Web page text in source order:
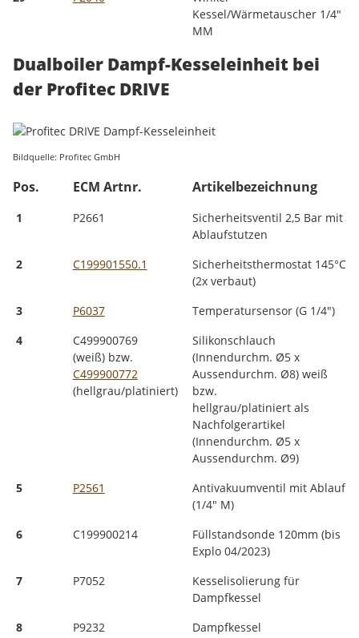
Kessel/Wärmetauscher 1/4"
MM
Dualboiler Dampf-Kesseleinheit bei
der Profitec DRIVE
Bildquelle: Profitec GmbH
Pos. ECM Artnr. Artikelbezeichnung
1 P2661
Sicherheitsventil 2,5 Bar mit
Ablaufstutzen
2
C199901550.1
Sicherheitsthermostat 145°C
(2x verbaut)
3
P6037
Temperatursensor (G 1/4")
4
C499900769
(weiß) bzw.
C499900772
(hellgrau/platiniert)
Silikonschlauch
(Innendurchm. Ø5 x
Aussendurchm. Ø8) weiß
bzw.
hellgrau/platiniert als
Nachfolgerartikel
(Innendurchm. Ø5 x
Aussendurchm. Ø9)
5
P2561
Antivakuumventil mit Ablauf
(1/4" M)
6
C199900214
Füllstandsonde 120mm (bis
Explo 04/2023)
7
P7052
Kesselisolierung für
Dampfkessel
8
P9232
Dampfkessel